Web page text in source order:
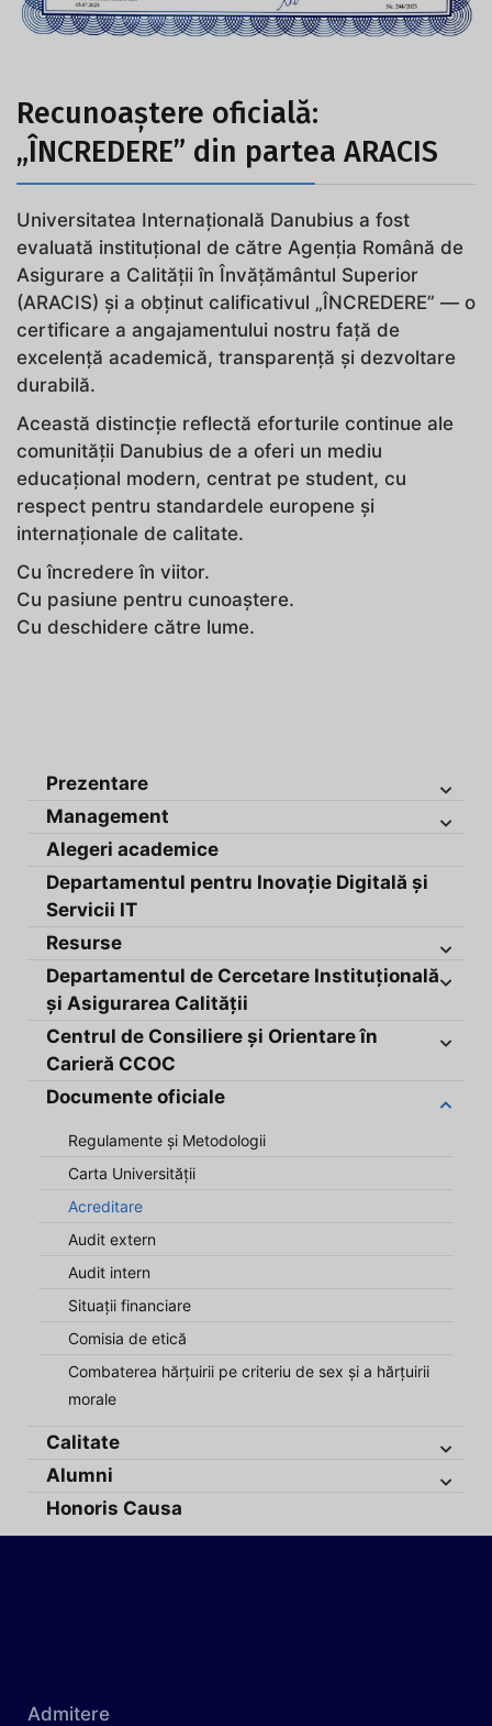
Recunoaștere oficială:
„ÎNCREDERE” din partea ARACIS
Universitatea Internațională Danubius a fost
evaluată instituțional de către Agenția Română de
Asigurare a Calității în Învățământul Superior
(ARACIS) și a obținut calificativul „ÎNCREDERE” — o
certificare a angajamentului nostru față de
excelență academică, transparență și dezvoltare
durabilă.
Această distincție reflectă eforturile continue ale
comunității Danubius de a oferi un mediu
educațional modern, centrat pe student, cu
respect pentru standardele europene și
internaționale de calitate.
Cu încredere în viitor.
Cu pasiune pentru cunoaștere.
Cu deschidere către lume.
Prezentare
Management
Alegeri academice
Departamentul pentru Inovație Digitală și
Servicii IT
Resurse
Departamentul de Cercetare Instituțională
și Asigurarea Calității
Centrul de Consiliere și Orientare în
Carieră CCOC
Documente oficiale
Regulamente și Metodologii
Carta Universității
Acreditare
Audit extern
Audit intern
Situații financiare
Comisia de etică
Combaterea hărțuirii pe criteriu de sex și a hărțuirii
morale
Calitate
Alumni
Honoris Causa
Admitere